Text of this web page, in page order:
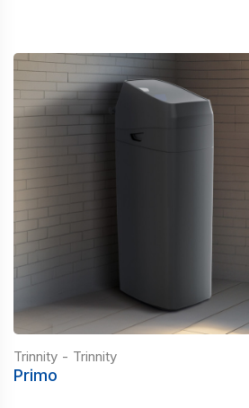
Trinnity - Trinnity
Primo